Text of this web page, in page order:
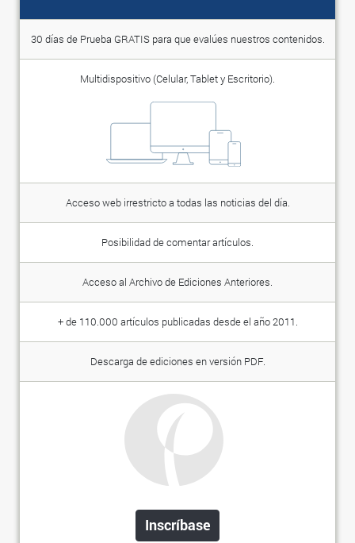
30 días de Prueba GRATIS para que evalúes nuestros contenidos.
Multidispositivo (Celular, Tablet y Escritorio).
Acceso web irrestricto a todas las noticias del día.
Posibilidad de comentar artículos.
Acceso al Archivo de Ediciones Anteriores.
+ de 110.000 artículos publicadas desde el año 2011.
Descarga de ediciones en versión PDF.
Inscríbase